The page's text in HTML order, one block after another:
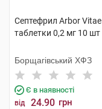
Септефрил Arbor Vitae
таблетки 0,2 мг 10 шт
Борщагівський ХФЗ
Є в наявності
від 24.90 грн